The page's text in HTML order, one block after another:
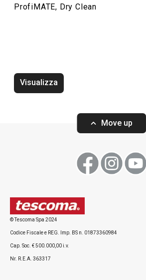
Tutti i prodotti della linea
ProfiMATE, Dry Clean
Visualizza
Move up
© Tescoma Spa 2024
Codice Fiscale e REG. Imp. BS n. 01873360984
Cap. Soc. € 500.000,00 i.v.
Nr. R.E.A. 363317